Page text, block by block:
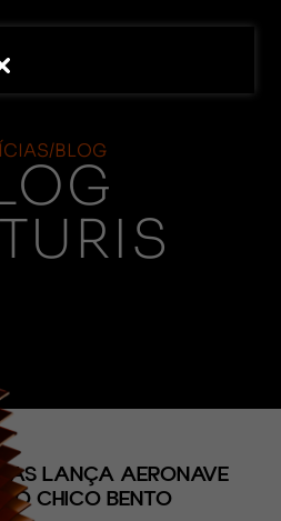
BLOG
LANÇA AERONAVE
DO CHICO BENTO